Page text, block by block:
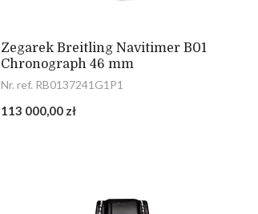
Zegarek Breitling Navitimer B01
Chronograph 46 mm
Nr. ref. RB0137241G1P1
113 000,00 zł